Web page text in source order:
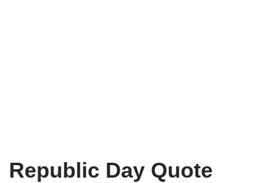
Republic Day Quote